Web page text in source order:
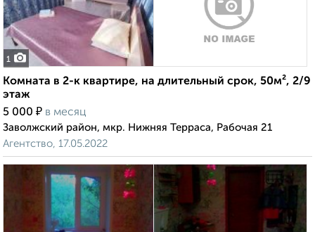
1
Комната в 2-к квартире, на длительный срок, 50м², 2/9
этаж
5 000 ₽ в месяц
Заволжский район, мкр. Нижняя Терраса, Рабочая 21
Агентство, 17.05.2022